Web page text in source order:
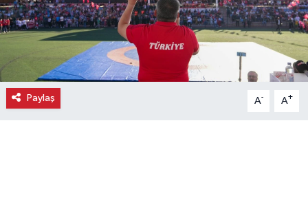
Paylaş A- A+
Gurme
Haber
İlçe Haberleri